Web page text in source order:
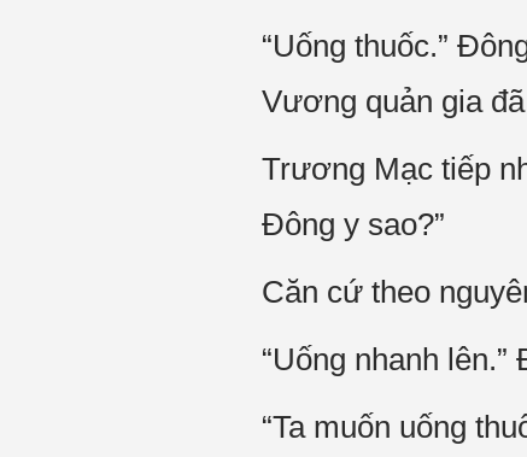
“Uống thuốc.”
Vương quản gia
Trương Mạc tiếp
Đông y sao?”
Căn cứ theo
“Uống nhanh
“Ta muốn uống